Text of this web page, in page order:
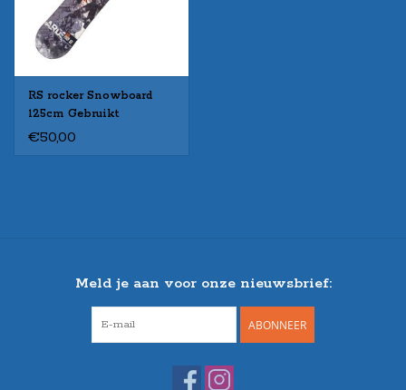
RS rocker Snowboard
125cm Gebruikt
€50,00
Meld je aan voor onze nieuwsbrief:
ABONNEER